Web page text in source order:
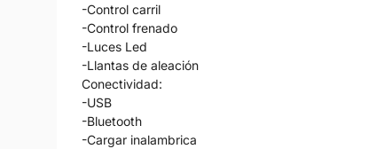
-Control carril
-Control frenado
-Luces Led
-Llantas de aleación
Conectividad:
-USB
-Bluetooth
-Cargar inalambrica